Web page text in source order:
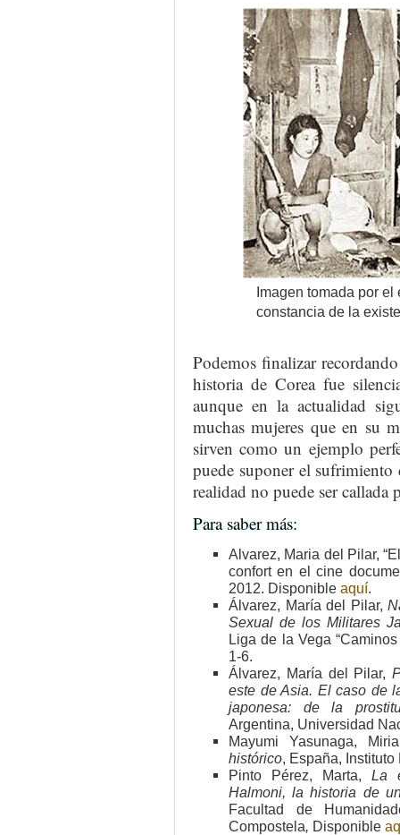
Imagen tomada por
constancia de la
Podemos finalizar
historia de Corea fue
aunque en la actualidad
muchas mujeres que en su
sirven como un ejemplo
puede suponer el sufrimiento
realidad no puede ser callada
Para saber más:
Alvarez, Maria del Pilar,
confort en el cine
2012. Disponible aquí.
Álvarez, María del Pilar,
Sexual de los Militares
Liga de la Vega
1-6.
Álvarez, María del Pilar,
este de Asia. El caso de
japonesa: de la
Argentina, Universidad
Mayumi Yasunaga,
histórico, España,
Pinto Pérez, Marta, La
Halmoni, la historia de
Facultad de
Compostela, Disponible